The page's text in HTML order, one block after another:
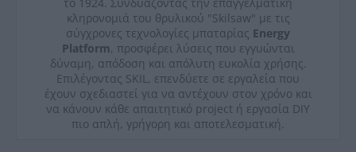
κληρονομιά του θρυλικού "Skilsaw" με τις
σύγχρονες τεχνολογίες μπαταρίας Energy
Platform, προσφέρει λύσεις που εγγυώνται
δύναμη, απόδοση και απόλυτη ευκολία χρήσης.
Επιλέγοντας SKIL, επενδύετε σε εργαλεία που
έχουν σχεδιαστεί για να αντέχουν στον χρόνο και
να κάνουν κάθε απαιτητικό project ή εργασία DIY
πιο απλή, γρήγορη και αποτελεσματική.